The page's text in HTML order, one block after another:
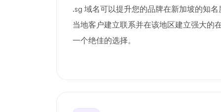
.sg 域名可以提升您的品牌在新加坡的知
当地客户建立联系并在该地区建立强大的
一个绝佳的选择。